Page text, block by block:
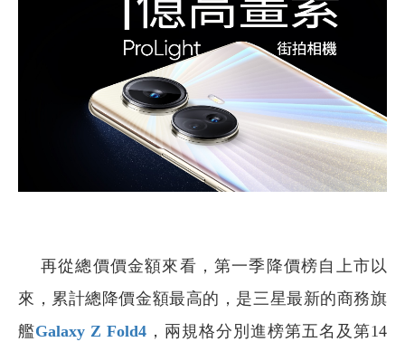
再從總價價金額來看，第一季降價榜自上市以
來，累計總降價金額最高的，是三星最新的商務旗
艦Galaxy Z Fold4 ，兩規格分別進榜第五名及第14